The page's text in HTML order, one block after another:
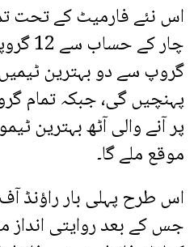
چار
گروپ سے دو بہترین
پہنچیں گی، جبکہ تمام
پر آنے والی آٹھ بہترین
موقع ملے گا۔
جس کے بعد روایتی انداز